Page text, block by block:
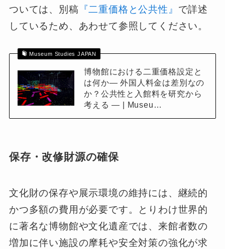
ついては、別稿 『二重価格と公共性』 で詳述
しているため、あわせて参照してください。
Museum Studies JAPAN
博物館における二重価格設定と
は何か― 外国人料金は差別なの
か？公共性と入館料を研究から
考える ― | Museu…
保存・改修財源の確保
文化財の保存や展示環境の維持には、継続的
かつ多額の費用が必要です。とりわけ世界的
に著名な博物館や文化遺産では、来館者数の
増加に伴い施設の摩耗や安全対策の強化が求